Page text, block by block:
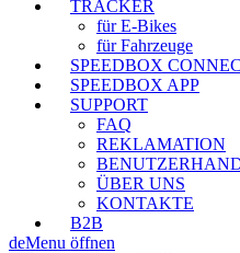
TRACKER
für E-Bikes
für Fahrzeuge
SPEEDBOX
SPEEDBOX APP
SUPPORT
FAQ
REKLAMATION
ÜBER UNS
KONTAKTE
B2B
deMenu öffnen